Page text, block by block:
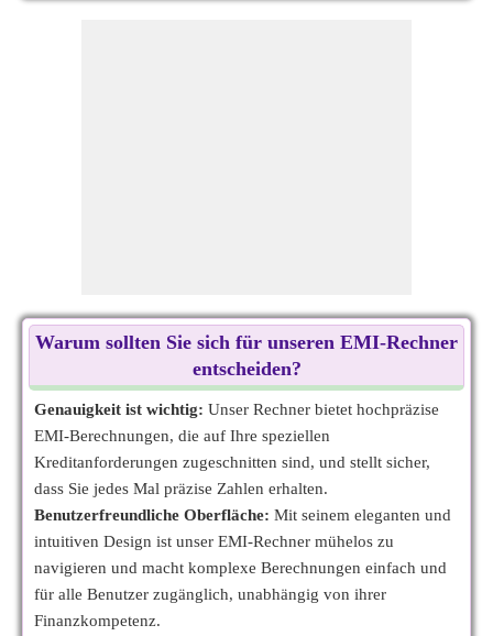
Warum sollten Sie sich für unseren EMI-Rechner
entscheiden?
Genauigkeit ist wichtig: Unser Rechner bietet hochpräzise
EMI-Berechnungen, die auf Ihre speziellen
Kreditanforderungen zugeschnitten sind, und stellt sicher,
dass Sie jedes Mal präzise Zahlen erhalten.
Benutzerfreundliche Oberfläche: Mit seinem eleganten und
intuitiven Design ist unser EMI-Rechner mühelos zu
navigieren und macht komplexe Berechnungen einfach und
für alle Benutzer zugänglich, unabhängig von ihrer
Finanzkompetenz.